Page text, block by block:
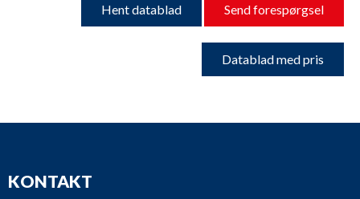
Hent datablad Send forespørgsel
Datablad med pris
KONTAKT